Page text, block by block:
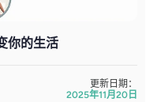
你的生活
更新日期：
2025年11月20日